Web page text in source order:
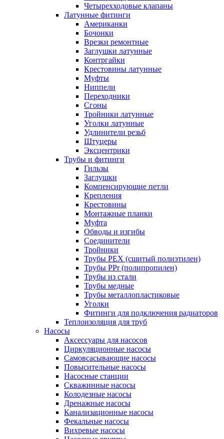
Четырехходовые клапаны
Латунные фитинги
Американки
Бочонки
Врезки ремонтные
Заглушки латунные
Контргайки
Крестовины латунные
Муфты
Ниппели
Переходники
Сгоны
Тройники латунные
Уголки латунные
Удлинители резьб
Штуцеры
Эксцентрики
Трубы и фитинги
Гильзы
Заглушки
Компенсирующие петли
Крепления
Крестовины
Монтажные планки
Муфта
Обводы и изгибы
Соединители
Тройники
Трубы PEX (сшитый полиэтилен)
Трубы PPr (полипропилен)
Трубы из стали
Трубы медные
Трубы металлопластиковые
Уголки
Фитинги для подключения радиаторов
Теплоизоляция для труб
Насосы
Аксессуары для насосов
Циркуляционные насосы
Самовсасывающие насосы
Повысительные насосы
Насосные станции
Скважинные насосы
Колодезные насосы
Дренажные насосы
Канализационные насосы
Фекальные насосы
Вихревые насосы